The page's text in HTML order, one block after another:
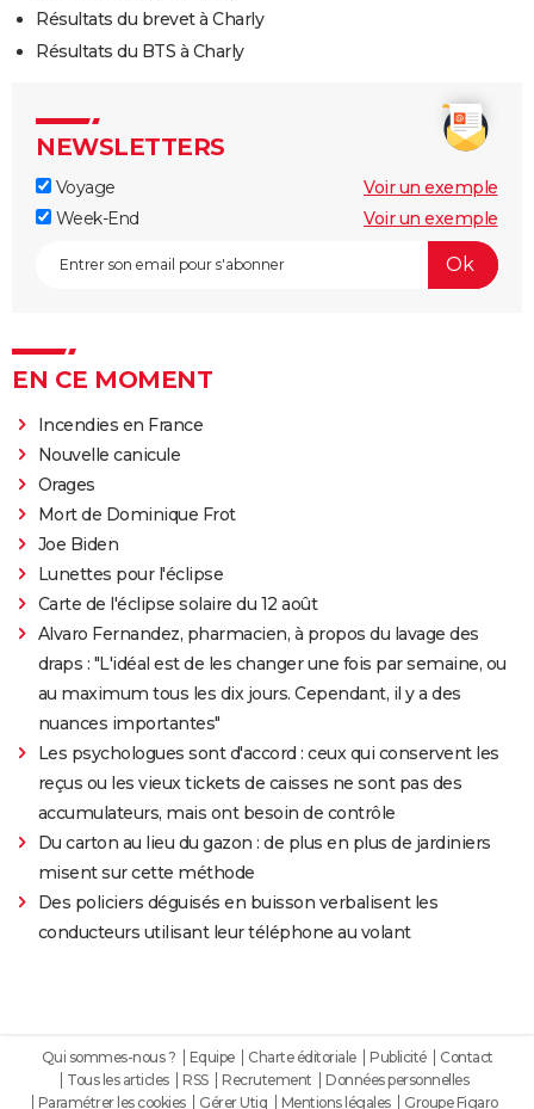
Résultats du brevet à Charly
Résultats du BTS à Charly
NEWSLETTERS
Voyage
Voir un exemple
Week-End
Voir un exemple
EN CE MOMENT
Incendies en France
Nouvelle canicule
Orages
Mort de Dominique Frot
Joe Biden
Lunettes pour l'éclipse
Carte de l'éclipse solaire du 12 août
Alvaro Fernandez, pharmacien, à propos du lavage des
draps : "L'idéal est de les changer une fois par semaine, ou
au maximum tous les dix jours. Cependant, il y a des
nuances importantes"
Les psychologues sont d'accord : ceux qui conservent les
reçus ou les vieux tickets de caisses ne sont pas des
accumulateurs, mais ont besoin de contrôle
Du carton au lieu du gazon : de plus en plus de jardiniers
misent sur cette méthode
Des policiers déguisés en buisson verbalisent les
conducteurs utilisant leur téléphone au volant
Qui sommes-nous ? Equipe Charte éditoriale Publicité
Contact
Tous les articles
RSS Recrutement
Données personnelles
Paramétrer les cookies
Gérer Utiq Mentions légales Groupe Figaro